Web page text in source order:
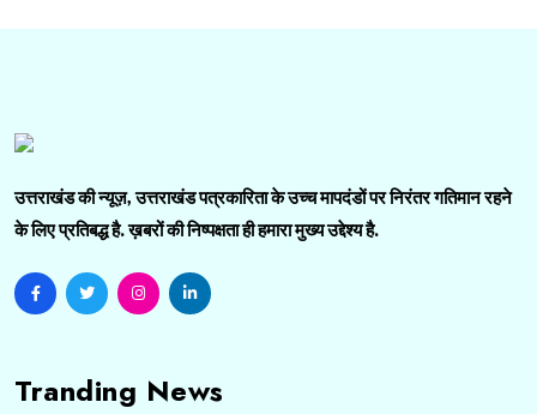
उत्तराखंड की न्यूज़, उत्तराखंड पत्रकारिता के उच्च मापदंडों पर निरंतर गतिमान रहने
के लिए प्रतिबद्ध है. ख़बरों की निष्पक्षता ही हमारा मुख्य उद्देश्य है.
Tranding News